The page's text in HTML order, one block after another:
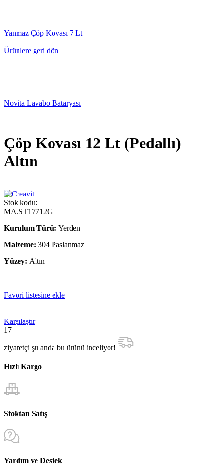
Yanmaz Çöp Kovası 7 Lt
Ürünlere geri dön
Novita Lavabo Bataryası
Çöp Kovası 12 Lt (Pedallı)
Altın
Stok kodu:
MA.ST17712G
Kurulum Türü: Yerden
Malzeme: 304 Paslanmaz
Yüzey: Altın
Favori listesine ekle
Karşılaştır
17
ziyaretçi şu anda bu ürünü inceliyor!
Hızlı Kargo
Stoktan Satış
Yardım ve Destek